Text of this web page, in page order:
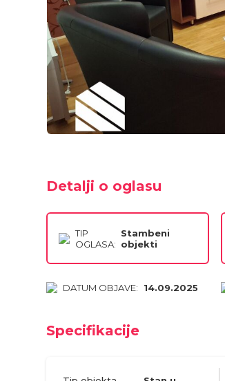
Detalji o oglasu
TIP
OGLASA:
Stambeni
objekti
DATUM OBJAVE: 14.09.2025
Specifikacije